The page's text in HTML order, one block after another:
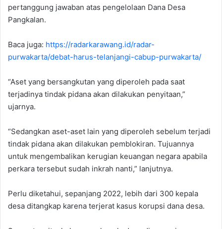
pertanggung jawaban atas pengelolaan Dana Desa
Pangkalan.
Baca juga: https://radarkarawang.id/radar-
purwakarta/debat-harus-telanjangi-cabup-purwakarta/
“Aset yang bersangkutan yang diperoleh pada saat
terjadinya tindak pidana akan dilakukan penyitaan,”
ujarnya.
“Sedangkan aset-aset lain yang diperoleh sebelum terjadi
tindak pidana akan dilakukan pemblokiran. Tujuannya
untuk mengembalikan kerugian keuangan negara apabila
perkara tersebut sudah inkrah nanti,” lanjutnya.
Perlu diketahui, sepanjang 2022, lebih dari 300 kepala
desa ditangkap karena terjerat kasus korupsi dana desa.